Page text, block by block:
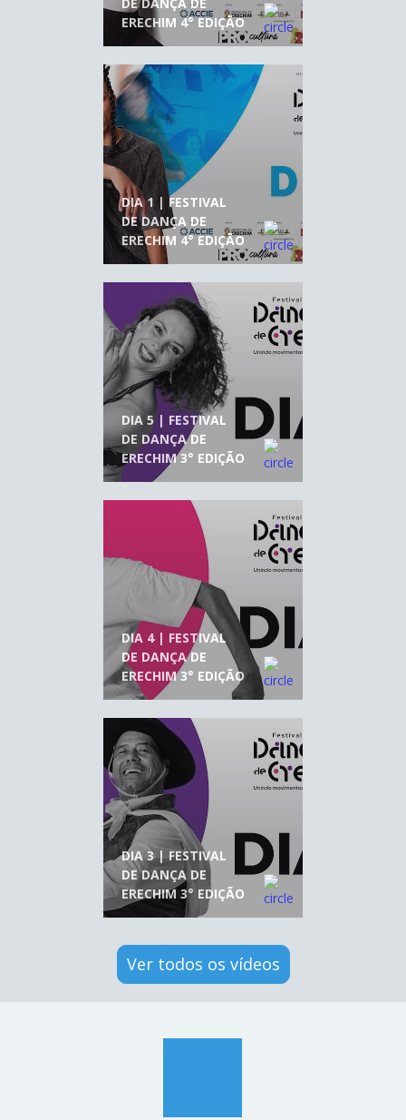
ERECHIM 4° EDIÇÃO
DIA 1 | FESTIVAL
DE DANÇA DE
ERECHIM 4° EDIÇÃO
DIA 5 | FESTIVAL
DE DANÇA DE
ERECHIM 3° EDIÇÃO
DIA 4 | FESTIVAL
DE DANÇA DE
ERECHIM 3° EDIÇÃO
DIA 3 | FESTIVAL
DE DANÇA DE
ERECHIM 3° EDIÇÃO
Ver todos os vídeos